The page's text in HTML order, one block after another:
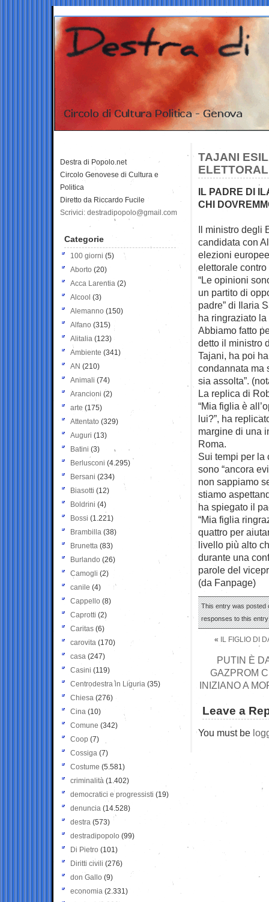
TAJANI
IL PADRE DI
CHI
Il ministro degli
candidata con
elezioni
elettorale
“Le opinioni
un partito di
padre” di Ilaria
ha ringraziato
Abbiamo fatto
detto il ministro
Tajani, ha poi
condannata ma
sia assolta”.
La replica di
“Mia figlia è
lui?”, ha
margine di una
Roma.
Sui tempi per la
sono “ancora
non sappiamo
stiamo
ha spiegato il
“Mia figlia
quattro per
livello più alto
durante una
parole del
(da Fanpage)
This entry was posted
responses to this
« IL FIGLIO DI
PUTIN È
GAZPROM
INIZIANO A
Leave a
You must be
Destra di Popolo.net
Circolo Genovese di Cultura e
Politica
Diretto da Riccardo Fucile
Scrivici: destradipopolo@gmail.com
Categorie
100 giorni (5)
Aborto (20)
Acca Larentia (2)
Alcool (3)
Alemanno (150)
Alfano (315)
Alitalia (123)
Ambiente (341)
AN (210)
Animali (74)
Arancioni (2)
arte (175)
Attentato (329)
Auguri (13)
Batini (3)
Berlusconi (4.295)
Bersani (234)
Biasotti (12)
Boldrini (4)
Bossi (1.221)
Brambilla (38)
Brunetta (83)
Burlando (26)
Camogli (2)
canile (4)
Cappello (8)
Caprotti (2)
Caritas (6)
carovita (170)
casa (247)
Casini (119)
Centrodestra in Liguria (35)
Chiesa (276)
Cina (10)
Comune (342)
Coop (7)
Cossiga (7)
Costume (5.581)
criminalità (1.402)
democratici e progressisti (19)
denuncia (14.528)
destra (573)
destradipopolo (99)
Di Pietro (101)
Diritti civili (276)
don Gallo (9)
economia (2.331)